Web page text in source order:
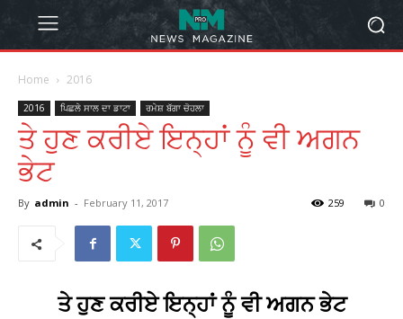
Home 2016
2016 ਪਿਛਲੇ ਸਾਲ ਦਾ ਡਾਟਾ ਰਮੇਸ਼ ਬੱਗਾ ਚੋਹਲਾ
ਤੇ ਹੁਣ ਕਰੀਏ ਇਨ੍ਹਾਂ ਨੂੰ ਵੀ ਅਗਨ
ਭੇਟ
By admin - February 11, 2017 0
259
ਤੇ ਹੁਣ ਕਰੀਏ ਇਨ੍ਹਾਂ ਨੂੰ ਵੀ ਅਗਨ ਭੇਟ